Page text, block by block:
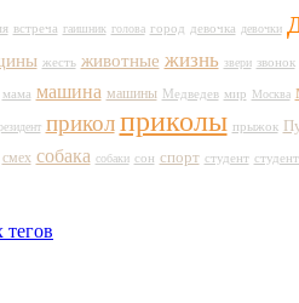
встреча гаишник голова город девочка девочки
жесть животные жизнь звери звонок
мама машина машины Медведев мир Москва
прикол приколы прыжок
смех собака собаки сон спорт студент